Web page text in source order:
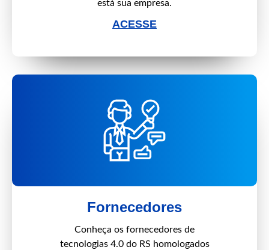
está sua empresa.
ACESSE
Fornecedores
Conheça os fornecedores de
tecnologias 4.0 do RS homologados